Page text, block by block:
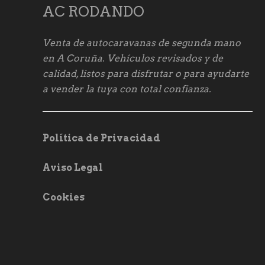
AC RODANDO
Venta de autocaravanas de segunda mano
en A Coruña. Vehículos revisados y de
calidad, listos para disfrutar o para ayudarte
a vender la tuya con total confianza.
Política de Privacidad
Aviso Legal
Cookies